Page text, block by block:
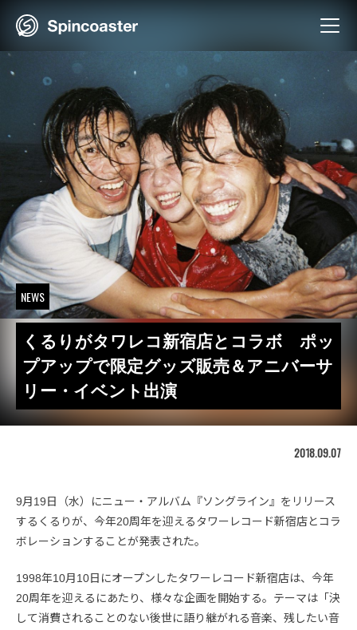
NEWS
くるりがタワレコ新宿店とコラボ ポッ
プアップで限定グッズ販売＆アニバーサ
リー・イベント出演
2018.09.07
9月19日（水）にニュー・アルバム『ソングライン』をリリース
するくるりが、今年20周年を迎えるタワーレコード新宿店とコラ
ボレーションすることが発表された。
1998年10月10日にオープンしたタワーレコード新宿店は、今年
20周年を迎えるにあたり、様々な企画を開始する。テーマは「決
して消費されることのない後世に語り継がれる音楽、残したい音